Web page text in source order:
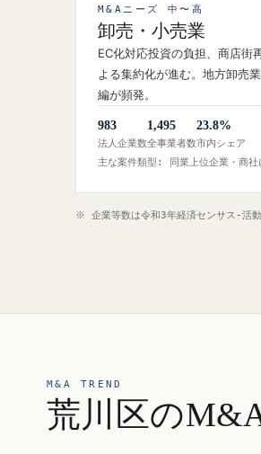
M&Aニーズ 中〜高
卸売・小売業
EC化対応投資の負担、商店街
よる集約化が進む。地方卸売
編が頻発。
983
法人企業数
1,495
全事業者数
23.8%
市内シェア
主な案件類型: 同業上位企業・商社
※ 企業等数は令和3年経済センサス‐活動
M&A TREND
荒川区の